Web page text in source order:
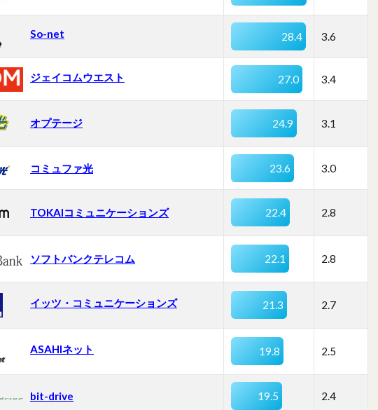
So-net 28.4 3.6
ジェイコムウエスト 27.0 3.4
オプテージ 24.9 3.1
コミュファ光 23.6 3.0
TOKAIコミュニケーションズ 22.4 2.8
ソフトバンクテレコム 22.1 2.8
イッツ・コミュニケーションズ 21.3 2.7
ASAHIネット 19.8 2.5
bit-drive 19.5 2.4